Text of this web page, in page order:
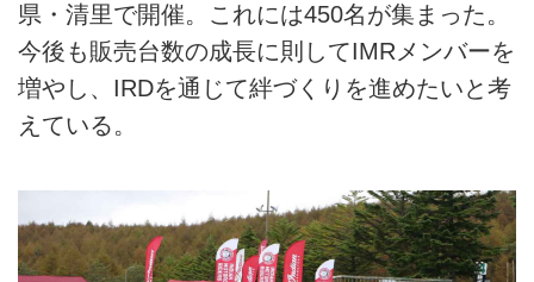
県・清里で開催。これには450名が集まった。
今後も販売台数の成長に則してIMRメンバーを
増やし、IRDを通じて絆づくりを進めたいと考
えている。